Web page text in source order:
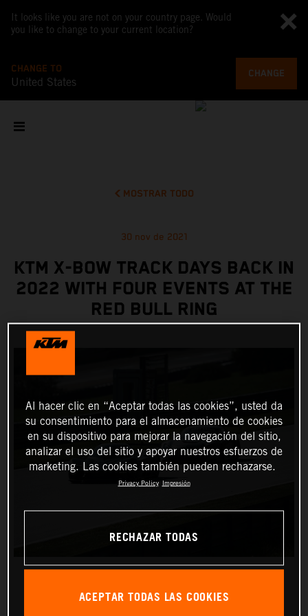
It looks like you are not on your country page. Would
you like to change to your current location?
CHANGE TO
United States
CHANGE
MOSTRAR TODO
30 nov de 2021
KTM X-BOW TRACK DAYS BACK IN
2022 WITH FOUR EVENTS AT THE
RED BULL RING
Al hacer clic en “Aceptar todas las cookies”, usted da
su consentimiento para el almacenamiento de cookies
en su dispositivo para mejorar la navegación del sitio,
analizar el uso del sitio y apoyar nuestros esfuerzos de
marketing. Las cookies también pueden rechazarse.
Privacy Policy Impresión
RECHAZAR TODAS
ACEPTAR TODAS LAS COOKIES